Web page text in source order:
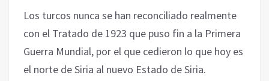
Los turcos nunca se han reconciliado realmente
con el Tratado de 1923 que puso fin a la Primera
Guerra Mundial, por el que cedieron lo que hoy es
el norte de Siria al nuevo Estado de Siria.